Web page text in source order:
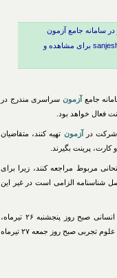
شرکت در دومین نوبت آزمون سراسری ۱۴۰۴ تا روز چهارشنبه ۲۵ تیر در سامانه جامع آزمون
سراسری مندرج در درگاه اطلاع‌رسانی سازمان سنجش آموزش کشور به نشانی sanjesh.org برای مشاهده و
آزمون سراسری مندرج در
شرکت در آزمون تهیه کنند، متقاضیان
کارت، پرینت بگیرند.
مربوط مراجعه کنند، زیرا برای
شناسنامه الزامی است در غیر این
سراسری سال ۱۴۰۴ در گروه‌های آزمایشی علوم ریاضی و فنی و علوم انسانی صبح روز پنجشنبه ۲۶ تیرماه،
گروه‌های آزمایشی هنر و زبان‌های خارجی بعد از ظهر روز پنجشنبه ۲۶ تیرماه و گروه آزمایشی علوم تجربی صبح روز جمعه ۲۷ تیرماه